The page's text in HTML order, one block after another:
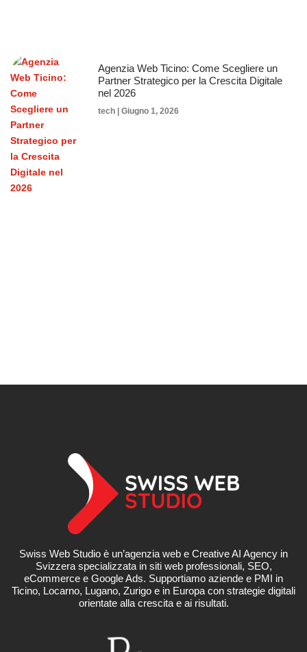
Agenzia Web Ticino: Come Scegliere un
Partner Strategico per la Crescita Digitale
nel 2026
tech Giugno 1, 2026
Swiss Web Studio è un’agenzia web e Creative AI Agency in
Svizzera specializzata in siti web professionali, SEO,
eCommerce e Google Ads. Supportiamo aziende e PMI in
Ticino, Locarno, Lugano, Zurigo e in Europa con strategie digitali
orientate alla crescita e ai risultati.